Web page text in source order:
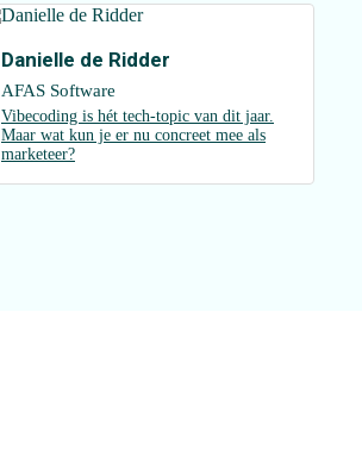
Danielle de Ridder
AFAS Software
Vibecoding is hét tech-topic van dit jaar.
Maar wat kun je er nu concreet mee als
marketeer?